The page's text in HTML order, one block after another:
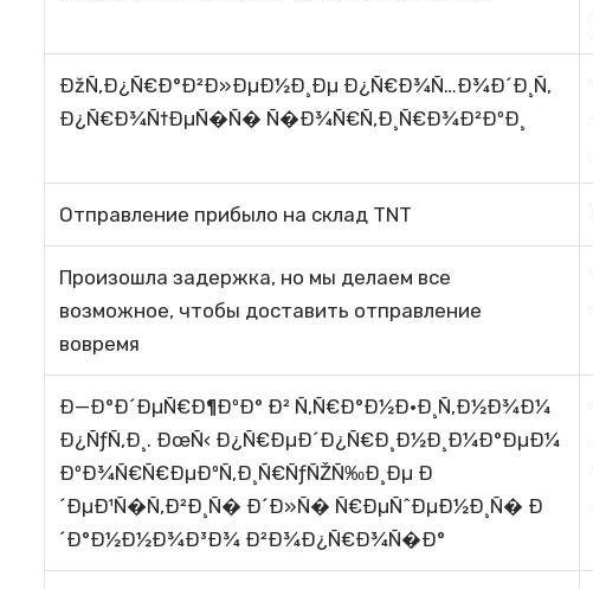
ÐžÑ‚Ð¿Ñ€Ð°Ð²Ð»ÐµÐ½Ð¸Ðµ Ð¿Ñ€Ð¾Ñ…Ð¾Ð´Ð¸Ñ‚
Ð¿Ñ€Ð¾Ñ†ÐµÑ�Ñ� Ñ�Ð¾Ñ€Ñ‚Ð¸Ñ€Ð¾Ð²ÐºÐ¸
Отправление прибыло на склад TNT
Произошла задержка, но мы делаем все
возможное, чтобы доставить отправление
вовремя
Ð—Ð°Ð´ÐµÑ€Ð¶ÐºÐ° Ð² Ñ‚Ñ€Ð°Ð½Ð·Ð¸Ñ‚Ð½Ð¾Ð¼
Ð¿ÑƒÑ‚Ð¸. ÐœÑ‹ Ð¿Ñ€ÐµÐ´Ð¿Ñ€Ð¸Ð½Ð¸Ð¼Ð°ÐµÐ¼
ÐºÐ¾Ñ€Ñ€ÐµÐºÑ‚Ð¸Ñ€ÑƒÑŽÑ‰Ð¸Ðµ Ð
´ÐµÐ¹Ñ�Ñ‚Ð²Ð¸Ñ� Ð´Ð»Ñ� Ñ€ÐµÑˆÐµÐ½Ð¸Ñ� Ð
´Ð°Ð½Ð½Ð¾Ð³Ð¾ Ð²Ð¾Ð¿Ñ€Ð¾Ñ�Ð°